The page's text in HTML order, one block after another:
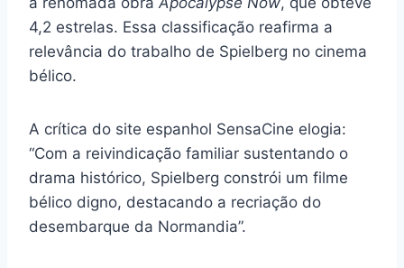
4,2 estrelas. Essa classificação reafirma a
relevância do trabalho de Spielberg no cinema
bélico.
A crítica do site espanhol SensaCine elogia:
“Com a reivindicação familiar sustentando o
drama histórico, Spielberg constrói um filme
bélico digno, destacando a recriação do
desembarque da Normandia”.